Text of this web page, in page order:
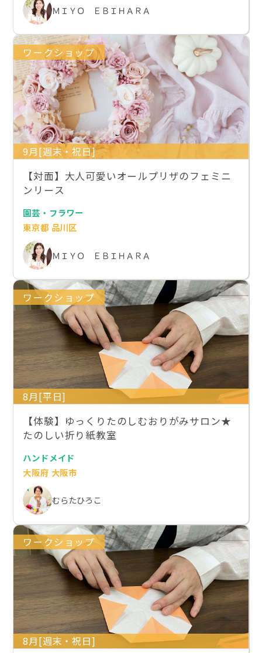
ＭＩＹＯ ＥＢＩＨＡＲＡ
ワークショップ
9月[週末・祝日]
【対面】大人可愛いオールプリザのフェミニ
ンリース
園芸・フラワー
東京都 品川区
ＭＩＹＯ ＥＢＩＨＡＲＡ
ワークショップ
8月[平日]
【体験】ゆっくりたのしむおりがみサロン★
たのしい折り紙教室
ハンドメイド
大阪府 大阪市
むらたひろこ
ワークショップ
8月[週末・祝日]